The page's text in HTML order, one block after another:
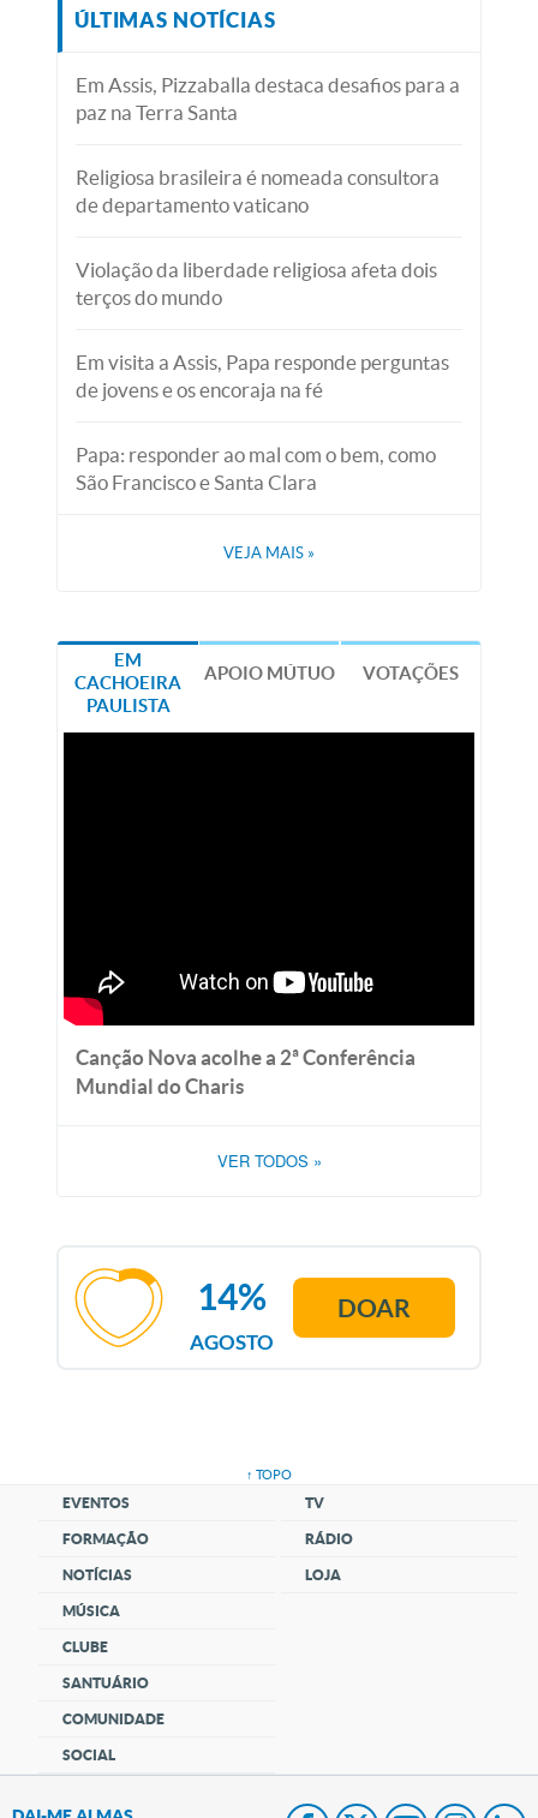
ÚLTIMAS NOTÍCIAS
Em Assis, Pizzaballa destaca desafios para a
paz na Terra Santa
Religiosa brasileira é nomeada consultora
de departamento vaticano
Violação da liberdade religiosa afeta dois
terços do mundo
Em visita a Assis, Papa responde perguntas
de jovens e os encoraja na fé
Papa: responder ao mal com o bem, como
São Francisco e Santa Clara
VEJA MAIS »
EM
CACHOEIRA
PAULISTA
APOIO MÚTUO VOTAÇÕES
Canção Nova acolhe a 2ª Conferência
Mundial do Charis
VER TODOS »
AGOSTO
14% DOAR
↑ TOPO
EVENTOS
FORMAÇÃO
NOTÍCIAS
MÚSICA
CLUBE
SANTUÁRIO
COMUNIDADE
SOCIAL
TV
RÁDIO
LOJA